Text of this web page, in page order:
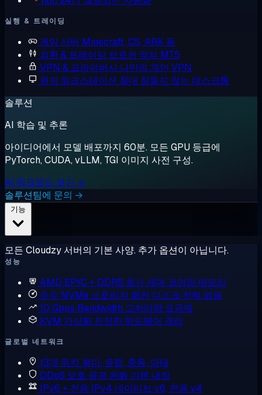
실행 & 트레이딩
게임 서버 Minecraft, CS, ARK 등
외환 & 트레이딩 브로커 옆의 MT5
VPN & 프라이버시 나만의 개인 VPN
원격 워크스테이션 절대 잠들지 않는 데스크톱
솔루션
AI 학습 및 추론
아이디어에서 모델 배포까지 60분. 모든 GPU 등급에
PyTorch, CUDA, vLLM, TGI 이미지 사전 구성.
AI 워크로드 보기 →
솔루션팀에 문의 →
모든 Cloudzy 서버의 기본 사양. 추가 옵션이 아닙니다.
성능
AMD EPYC + DDR5 최신 세대 코어와 메모리
순수 NVMe 스토리지 회전 디스크 전혀 없음
10 Gbps Bandwidth 고처리량 요금제
KVM 가상화 진정한 하드웨어 격리
글로벌 네트워크
13개 위치 북미, 유럽, 중동, 아태
DDoS 보호 공격 완화 기본 내장
IPv6 + 전용 IPv4 네이티브 v6, 전용 v4